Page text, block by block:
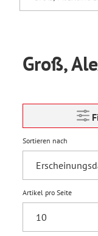
Groß,
Sortieren nach
Artikel pro Seite